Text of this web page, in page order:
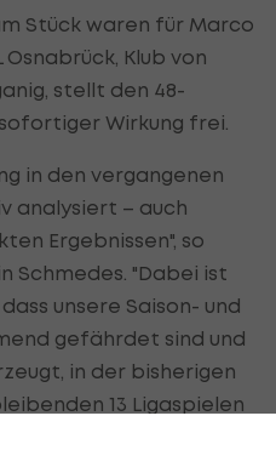
Stück waren für Marco
Klub von
stellt den 48-
Wirkung frei.
in den vergangenen
analysiert – auch
Ergebnissen", so
Schmedes. "Dabei ist
unsere Saison- und
gefährdet sind und
in der bisherigen
13 Ligaspielen